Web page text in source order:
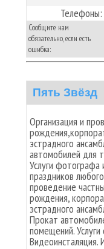
Телефоны:
Сообщите нам
обязательно, если есть
ошибка:
Пять Звёзд
Организация и
эстрадного
автомобилей для
Услуги фотографа
праздников
проведение
рождения,
эстрадного
Прокат
помещений.
Видеоинсталяция.